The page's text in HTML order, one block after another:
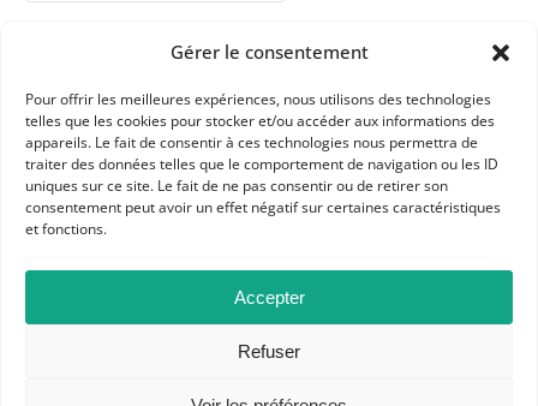
Gérer le consentement
Pour offrir les meilleures expériences, nous utilisons des technologies
telles que les cookies pour stocker et/ou accéder aux informations des
appareils. Le fait de consentir à ces technologies nous permettra de
traiter des données telles que le comportement de navigation ou les ID
uniques sur ce site. Le fait de ne pas consentir ou de retirer son
consentement peut avoir un effet négatif sur certaines caractéristiques
et fonctions.
Accepter
Refuser
APHG
Association des professeurs d'histoire et géographie
BP 6541 – 75065 Paris Cedex 02